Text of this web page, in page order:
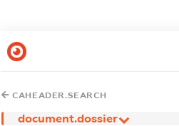
CAHEADER.SEARCH
document.dossier